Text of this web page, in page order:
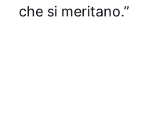
che si meritano.”